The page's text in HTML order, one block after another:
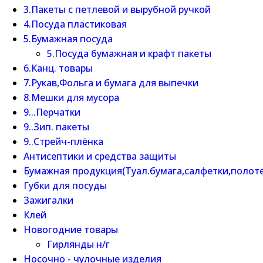
3.Пакеты с петлевой и вырубной ручкой
4.Посуда пластиковая
5.Бумажная посуда
5.Посуда бумажная и крафт пакеты
6.Канц. товары
7.Рукав,Фольга и бумага для выпечки
8.Мешки для мусора
9...Перчатки
9..Зип. пакеты
9..Стрейч-плёнка
Антисептики и средства защиты
Бумажная
Губки для посуды
Зажигалки
Клей
Новогодние товары
Гирлянды н/г
Носочно - чулочные изделия